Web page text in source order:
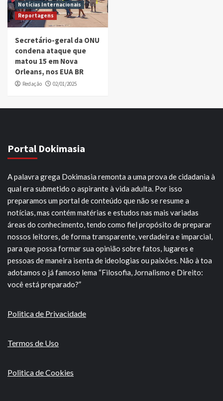
Notícias Internacionais
Reportagens
Secretário-geral da ONU
condena ataque que
matou 15 em Nova
Orleans, nos EUA BR
Redação 02/01/2025
Portal Dokimasia
A palavra grega Dokimasia remonta a uma prova de cidadania à
qual era submetido o aspirante à vida adulta. Por isso
preparamos um portal de conteúdo que não se resume a
notícias, mas contém matérias e estudos nas mais variadas
áreas do conhecimento, tendo como fiel propósito de preparar
nossos leitores, de forma transparente, verdadeira e imparcial,
para que possa formar sua opinião sobre fatos, lugares e
pessoas de maneira isenta de ideologias ou paixões. Não à toa
adotamos o já famoso lema “Filosofia, Jornalismo e Direito:
você está preparado?”
Politica de Privacidade
Termos de Uso
Politica de Cookies